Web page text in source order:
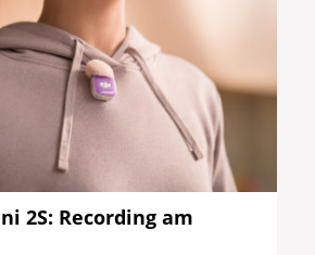
2S: Recording am